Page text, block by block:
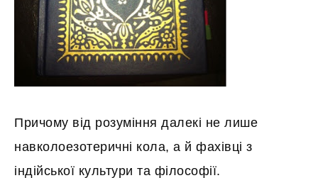
Причому від розуміння далекі не лише
навколоезотеричні кола, а й фахівці з
індійської культури та філософії.